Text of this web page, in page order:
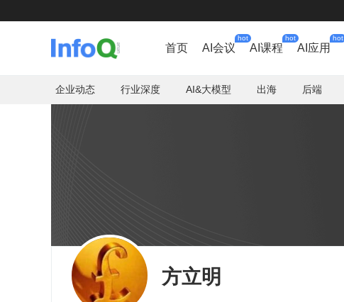
首页 AI会议
hot
AI课程
hot
AI应用
hot
企业动态 行业深度 AI&大模型 出海 后端
方立明